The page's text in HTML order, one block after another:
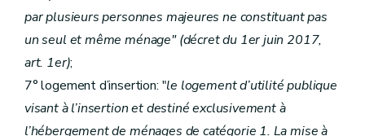
Art. 40 et 41
Art. 42
Art. 43
Des aides à l'équipement d'ensembles de logements
Art. 44
Art. 46
Sous-section 2 Des conditions d'octroi et du calcul des aides
par plusieurs personnes majeures ne constituant pas
un seul et même ménage" (décret du 1er juin 2017,
art. 1er);
7° logement d’insertion: "le logement d’utilité publique
visant à l’insertion et destiné exclusivement à
l’hébergement de ménages de catégorie 1. La mise à